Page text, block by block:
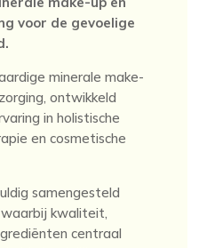
voor de gevoelige
minerale make-
ontwikkeld
in holistische
en cosmetische
samengesteld
kwaliteit,
centraal